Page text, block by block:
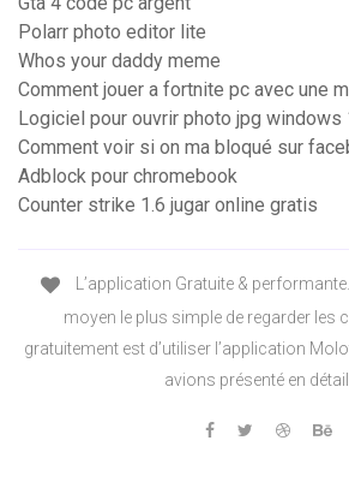
Polarr photo editor lite
Whos your daddy meme
Comment jouer a fortnite pc avec une
Logiciel pour ouvrir photo jpg windows
Comment voir si on ma bloqué sur
Adblock pour chromebook
Counter strike 1.6 jugar online gratis
L’application Gratuite &
moyen le plus simple de regarder les
gratuitement est d’utiliser l’application
avions présenté en détail